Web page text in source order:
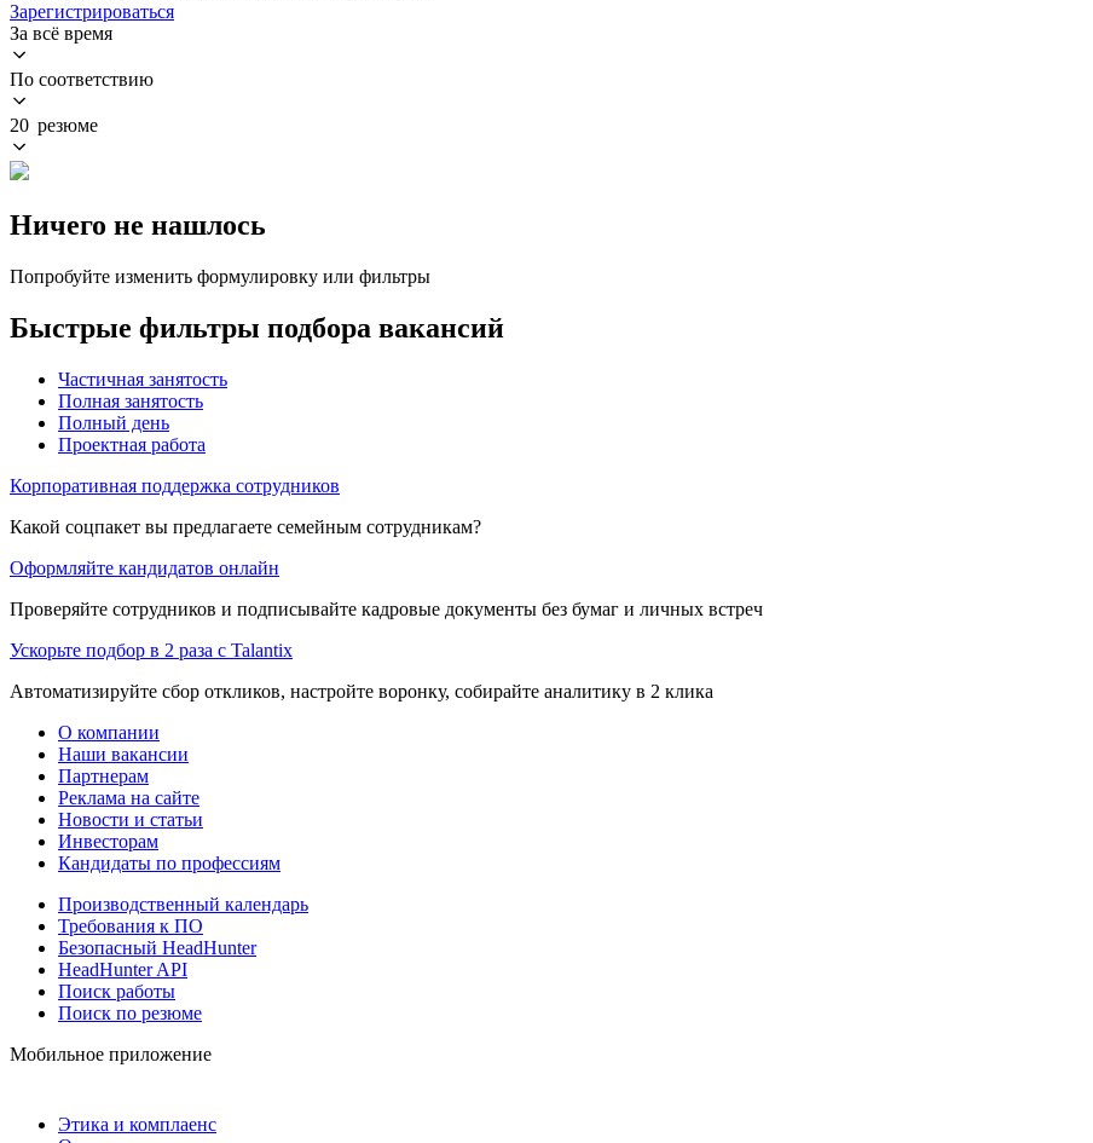
Зарегистрироваться
За всё время
По соответствию
20 резюме
Ничего не нашлось
Попробуйте изменить формулировку или фильтры
Быстрые фильтры подбора вакансий
Частичная занятость
Полная занятость
Полный день
Проектная работа
Корпоративная поддержка сотрудников
Какой соцпакет вы предлагаете семейным сотрудникам?
Оформляйте кандидатов онлайн
Проверяйте сотрудников и подписывайте кадровые документы без бумаг и личных встреч
Ускорьте подбор в 2 раза с Talantix
Автоматизируйте сбор откликов, настройте воронку, собирайте аналитику в 2 клика
О компании
Наши вакансии
Партнерам
Реклама на сайте
Новости и статьи
Инвесторам
Кандидаты по профессиям
Производственный календарь
Требования к ПО
Безопасный HeadHunter
HeadHunter API
Поиск работы
Поиск по резюме
Мобильное приложение
Этика и комплаенс